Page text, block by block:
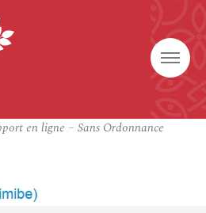
en ligne – Sans Ordonnance